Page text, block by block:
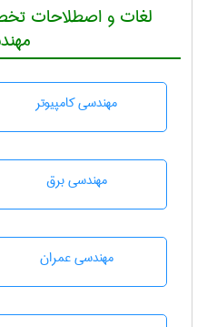
لغات و اصطلاحات
مهندسی كامپيوتر
مهندسی برق
مهندسی عمران